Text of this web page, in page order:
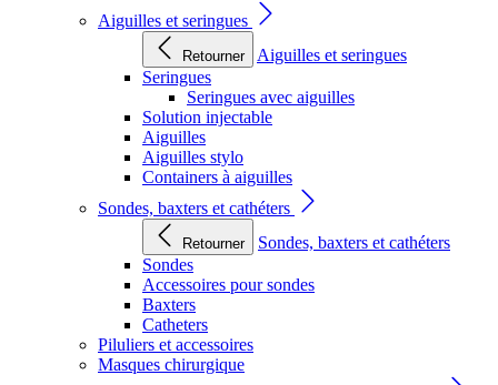
Aiguilles et seringues
Retourner
Aiguilles et seringues
Seringues
Seringues avec aiguilles
Solution injectable
Aiguilles
Aiguilles stylo
Containers à aiguilles
Sondes, baxters et cathéters
Retourner
Sondes, baxters et cathéters
Sondes
Accessoires pour sondes
Baxters
Catheters
Piluliers et accessoires
Masques chirurgique